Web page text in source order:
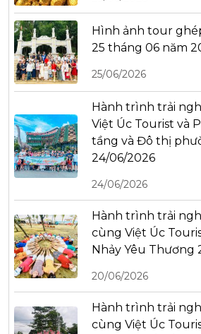
Hình ảnh tour
25 tháng 06 năm
25/06/2026
Hành trình trải
Việt Úc Tourist và
tầng và Đô thị
24/06/2026
24/06/2026
Hành trình trải
cùng Việt Úc
Nhảy Yêu Thương
20/06/2026
Hành trình trải
cùng Việt Úc